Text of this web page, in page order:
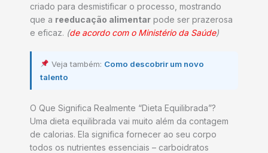
criado para desmistificar o processo, mostrando
que a reeducação alimentar pode ser prazerosa
e eficaz. (de acordo com o Ministério da Saúde)
Veja também: Como descobrir um novo
talento
O Que Significa Realmente “Dieta Equilibrada”?
Uma dieta equilibrada vai muito além da contagem
de calorias. Ela significa fornecer ao seu corpo
todos os nutrientes essenciais – carboidratos